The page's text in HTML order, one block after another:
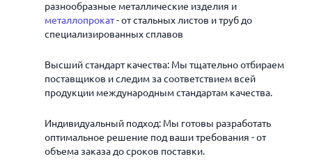
разнообразные металлические изделия и
металлопрокат- от стальных листов и труб до
специализированных сплавов
Высший стандарт качества: Мы тщательно отбираем
поставщиков и следим за соответствием всей
продукции международным стандартам качества.
Индивидуальный подход: Мы готовы разработать
оптимальное решение под ваши требования - от
объема заказа до сроков поставки.